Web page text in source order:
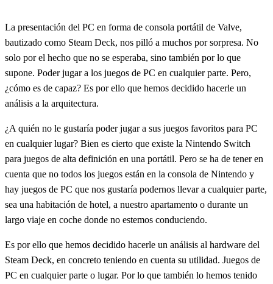
La presentación del PC en forma de consola portátil de Valve,
bautizado como Steam Deck, nos pilló a muchos por sorpresa. No
solo por el hecho que no se esperaba, sino también por lo que
supone. Poder jugar a los juegos de PC en cualquier parte. Pero,
¿cómo es de capaz? Es por ello que hemos decidido hacerle un
análisis a la arquitectura.
¿A quién no le gustaría poder jugar a sus juegos favoritos para PC
en cualquier lugar? Bien es cierto que existe la Nintendo Switch
para juegos de alta definición en una portátil. Pero se ha de tener en
cuenta que no todos los juegos están en la consola de Nintendo y
hay juegos de PC que nos gustaría podernos llevar a cualquier parte,
sea una habitación de hotel, a nuestro apartamento o durante un
largo viaje en coche donde no estemos conduciendo.
Es por ello que hemos decidido hacerle un análisis al hardware del
Steam Deck, en concreto teniendo en cuenta su utilidad. Juegos de
PC en cualquier parte o lugar. Por lo que también lo hemos tenido